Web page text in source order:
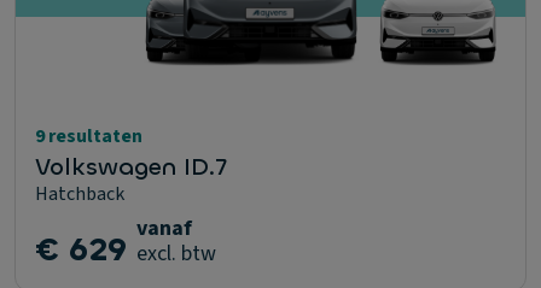
9 resultaten
Volkswagen ID.7
Hatchback
€ 629 vanaf
excl. btw